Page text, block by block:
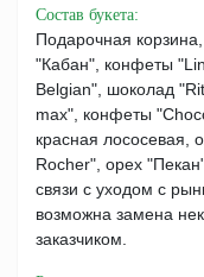
Состав букета:
Подарочная
"Кабан", конфеты
Belgian", шоколад
max", конфеты
красная лососевая,
Rocher", орех
связи с уходом с
возможна замена
заказчиком.